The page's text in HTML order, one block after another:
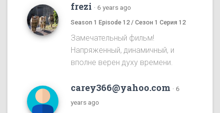
frezi · 6 years ago
Season 1 Episode 12 / Сезон 1 Серия 12
Замечательный фильм!
Напряженный, динамичный, и
вполне верен духу времени.
carey366@yahoo.com · 6
years ago